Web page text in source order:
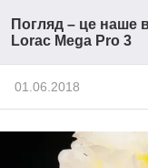
Погляд – це наше
Lorac Mega Pro 3
01.06.2018